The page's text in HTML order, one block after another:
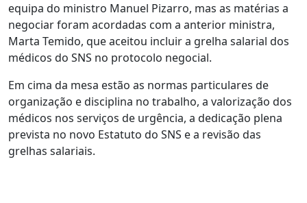
equipa do ministro Manuel Pizarro, mas as matérias a
negociar foram acordadas com a anterior ministra,
Marta Temido, que aceitou incluir a grelha salarial dos
médicos do SNS no protocolo negocial.
Em cima da mesa estão as normas particulares de
organização e disciplina no trabalho, a valorização dos
médicos nos serviços de urgência, a dedicação plena
prevista no novo Estatuto do SNS e a revisão das
grelhas salariais.